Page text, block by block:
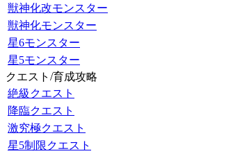
獣神化改モンスター
獣神化モンスター
星6モンスター
星5モンスター
クエスト/育成攻略
絶級クエスト
降臨クエスト
激究極クエスト
星5制限クエスト